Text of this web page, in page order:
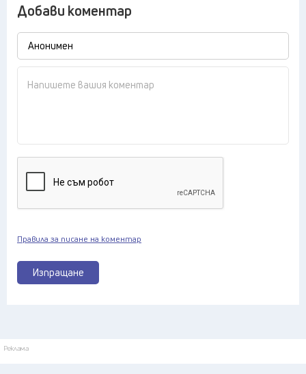
Добави коментар
Изпращане
Правила за писане на коментар
Реклама